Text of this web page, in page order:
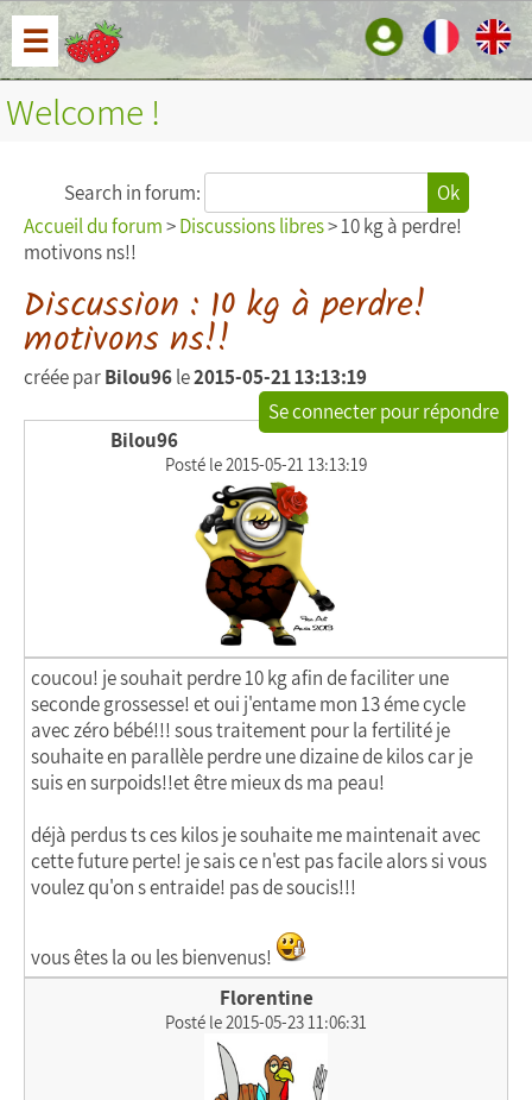
☰
Welcome !
Search in forum:
Ok
Accueil du forum>Discussions libres> 10 kg à perdre!
motivons ns!!
Discussion : 10 kg à perdre!
motivons ns!!
créée parBilou96le2015-05-21 13:13:19
Se connecter pour répondre
Bilou96
Posté le 2015-05-21 13:13:19
coucou! je souhait perdre 10 kg afin de faciliter une
seconde grossesse! et oui j'entame mon 13 éme cycle
avec zéro bébé!!! sous traitement pour la fertilité je
souhaite en parallèle perdre une dizaine de kilos car je
suis en surpoids!!et être mieux ds ma peau!
déjà perdus ts ces kilos je souhaite me maintenait avec
cette future perte! je sais ce n'est pas facile alors si vous
voulez qu'on s entraide! pas de soucis!!!
vous êtes la ou les bienvenus!
Florentine
Posté le 2015-05-23 11:06:31